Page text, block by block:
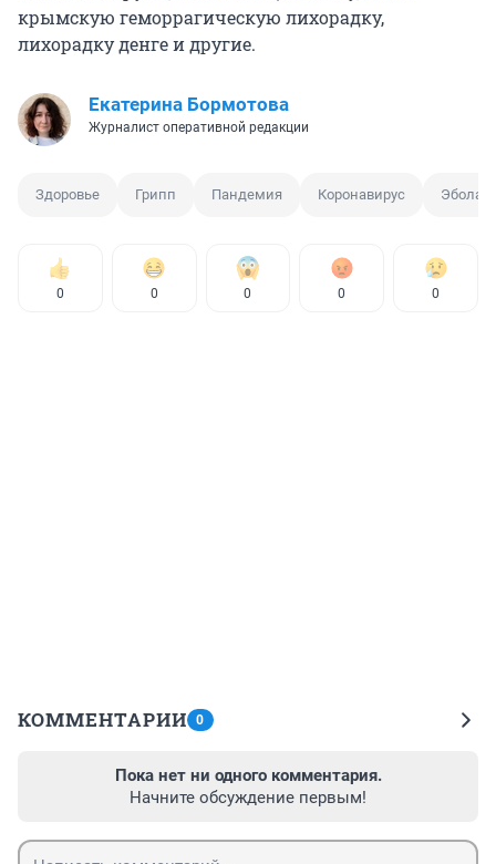
крымскую геморрагическую лихорадку,
лихорадку денге и другие.
Екатерина Бормотова
Журналист оперативной редакции
Здоровье Грипп Пандемия Коронавирус Эбола
0 0 0 0 0
КОММЕНТАРИИ 0
Пока нет ни одного комментария.
Начните обсуждение первым!